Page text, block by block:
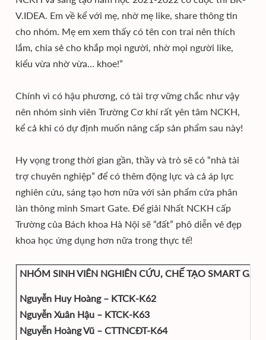
V.IDEA. Em về kể với mẹ, nhờ mẹ like, share thông tin
cho nhóm. Mẹ em xem thấy có tên con trai nên thích
lắm, chia sẻ cho khắp mọi người, nhờ mọi người like,
kiểu vừa nhờ vừa… khoe!”
Chính vì có hậu phương, có tài trợ vững chắc như vậy
nên nhóm sinh viên Trường Cơ khí rất yên tâm NCKH,
kể cả khi có dự định muốn nâng cấp sản phẩm sau này!
Hy vọng trong thời gian gần, thầy và trò sẽ có “nhà tài
trợ chuyên nghiệp” để có thêm động lực và cả áp lực
nghiên cứu, sáng tạo hơn nữa với sản phẩm cửa phân
làn thông minh Smart Gate. Để giải Nhất NCKH cấp
Trường của Bách khoa Hà Nội sẽ “đất” phô diễn vẻ đẹp
khoa học ứng dụng hơn nữa trong thực tế!
NHÓM SINH VIÊN NGHIÊN CỨU, CHẾ TẠO SMART GATE
Nguyễn Huy Hoàng – KTCK-K62
Nguyễn Xuân Hậu – KTCK-K63
Nguyễn Hoàng Vũ – CTTNCĐT-K64